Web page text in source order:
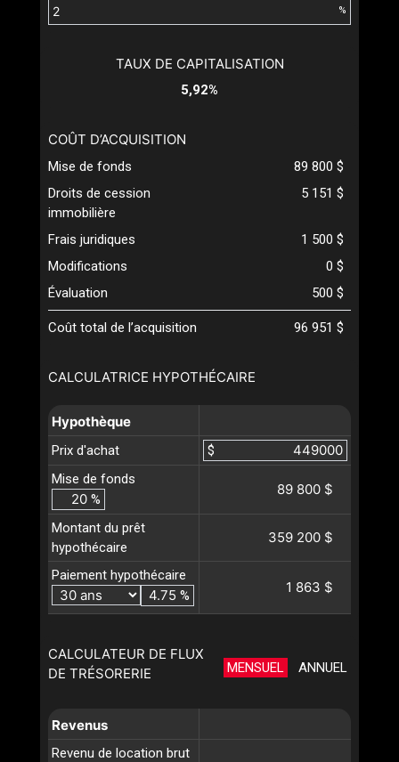
%
CALCULATRICE HYPOTHÉCAIRE
Hypothèque
Prix d'achat
$
Mise de fonds
%
89 800 $
Montant du prêt
hypothécaire
359 200 $
Paiement hypothécaire
%
1 863 $
CALCULATEUR DE FLUX
DE TRÉSORERIE
MENSUEL ANNUEL
Revenus
Revenu de location brut
TAUX DE CAPITALISATION
5,92%
COÛT D’ACQUISITION
Mise de fonds
89 800 $
Droits de cession
immobilière
5 151 $
Frais juridiques
1 500 $
Modifications
0 $
Évaluation
500 $
Coût total de l’acquisition 96 951 $